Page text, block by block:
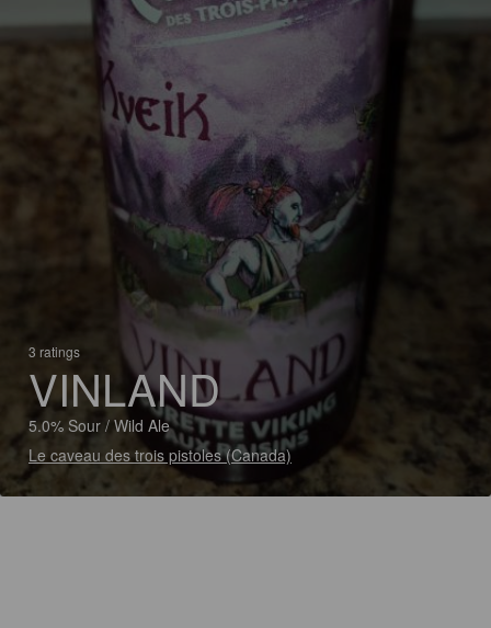
3 ratings
VINLAND
5.0% Sour / Wild Ale
Le caveau des trois pistoles (Canada)